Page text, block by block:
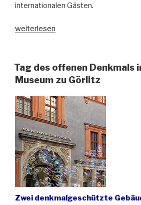
internationalen Gästen.
„Gorolski
weiterlesen
Tag des offenen Denkmals
Museum zu Görlitz
Zwei denkmalgeschützte